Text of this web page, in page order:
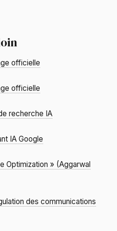
officielle
officielle
recherche IA
IA Google
Optimization » (Aggarwal
des communications